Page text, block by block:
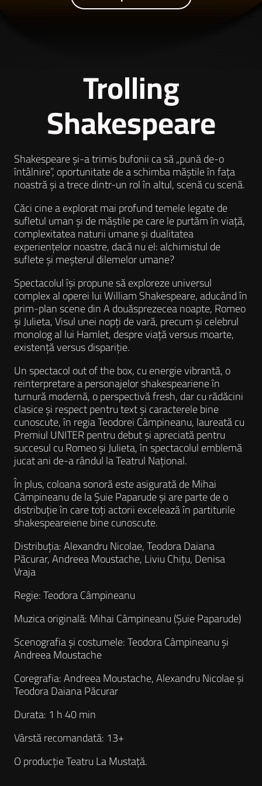
Trolling
Shakespeare
Shakespeare și-a trimis bufonii ca să „pună de-o
întâlnire”, oportunitate de a schimba măștile în fața
noastră și a trece dintr-un rol în altul, scenă cu scenă.
Căci cine a explorat mai profund temele legate de
sufletul uman și de măștile pe care le purtăm în viață,
complexitatea naturii umane și dualitatea
experiențelor noastre, dacă nu el: alchimistul de
suflete și meșterul dilemelor umane?
Spectacolul își propune să exploreze universul
complex al operei lui William Shakespeare, aducând în
prim-plan scene din A douăsprezecea noapte, Romeo
și Julieta, Visul unei nopți de vară, precum și celebrul
monolog al lui Hamlet, despre viață versus moarte,
existență versus dispariție.
Un spectacol out of the box, cu energie vibrantă, o
reinterpretare a personajelor shakespeariene în
turnură modernă, o perspectivă fresh, dar cu rădăcini
clasice și respect pentru text și caracterele bine
cunoscute, în regia Teodorei Câmpineanu, laureată cu
Premiul UNITER pentru debut și apreciată pentru
succesul cu Romeo și Julieta, în spectacolul emblemă
jucat ani de-a rândul la Teatrul Național.
În plus, coloana sonoră este asigurată de Mihai
Câmpineanu de la Șuie Paparude și are parte de o
distribuție în care toți actorii excelează în partiturile
shakespeareiene bine cunoscute.
Distribuția: Alexandru Nicolae, Teodora Daiana
Păcurar, Andreea Moustache, Liviu Chițu, Denisa
Vraja
Regie: Teodora Câmpineanu
Muzica originală: Mihai Câmpineanu (Șuie Paparude)
Scenografia și costumele: Teodora Câmpineanu și
Andreea Moustache
Coregrafia: Andreea Moustache, Alexandru Nicolae și
Teodora Daiana Păcurar
Durata: 1 h 40 min
Vârstă recomandată: 13+
O producție Teatru La Mustață.